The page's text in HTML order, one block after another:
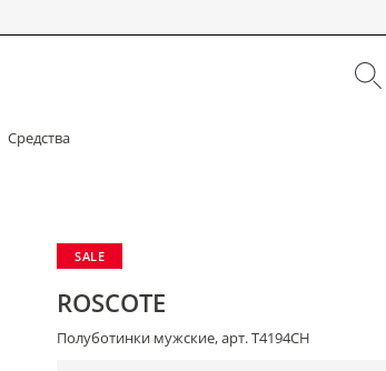
Средства
SALE
ROSCOTE
Полуботинки мужские, арт. T4194CH